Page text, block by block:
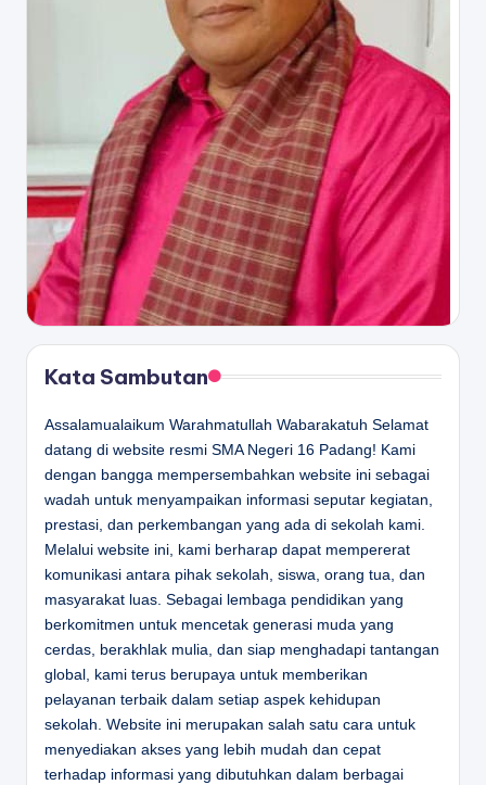
Kata Sambutan
Assalamualaikum Warahmatullah Wabarakatuh Selamat
datang di website resmi SMA Negeri 16 Padang! Kami
dengan bangga mempersembahkan website ini sebagai
wadah untuk menyampaikan informasi seputar kegiatan,
prestasi, dan perkembangan yang ada di sekolah kami.
Melalui website ini, kami berharap dapat mempererat
komunikasi antara pihak sekolah, siswa, orang tua, dan
masyarakat luas. Sebagai lembaga pendidikan yang
berkomitmen untuk mencetak generasi muda yang
cerdas, berakhlak mulia, dan siap menghadapi tantangan
global, kami terus berupaya untuk memberikan
pelayanan terbaik dalam setiap aspek kehidupan
sekolah. Website ini merupakan salah satu cara untuk
menyediakan akses yang lebih mudah dan cepat
terhadap informasi yang dibutuhkan dalam berbagai